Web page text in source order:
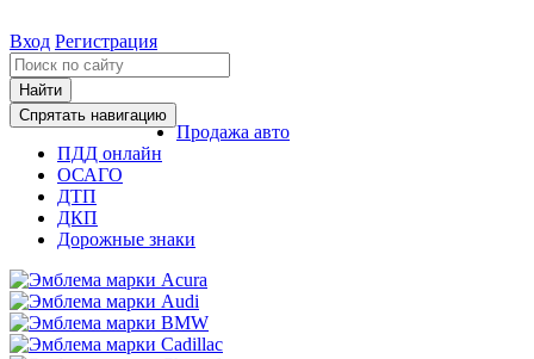
Вход Регистрация
Найти
Спрятать навигацию
Продажа авто
ПДД онлайн
ОСАГО
ДТП
ДКП
Дорожные знаки